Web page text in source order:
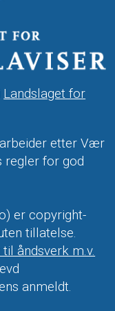
Landslaget for
etter Vær
regler for god
er copyright-
tillatelse.
åndsverk m.v.
anmeldt.